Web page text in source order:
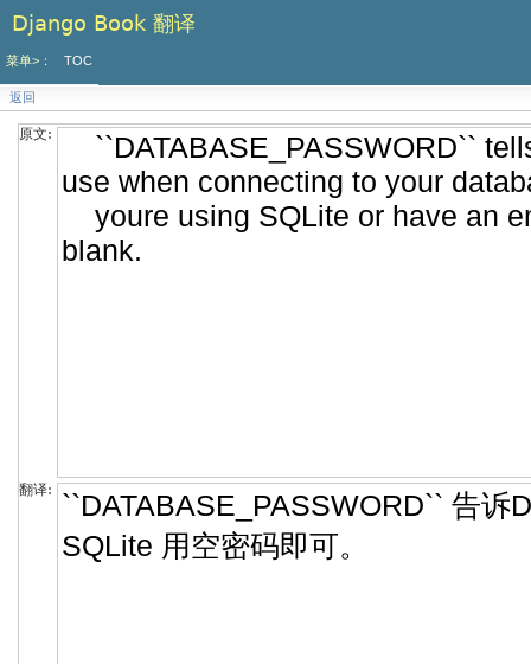
Django Book 翻译
菜单>： TOC
返回
原文:
翻译: